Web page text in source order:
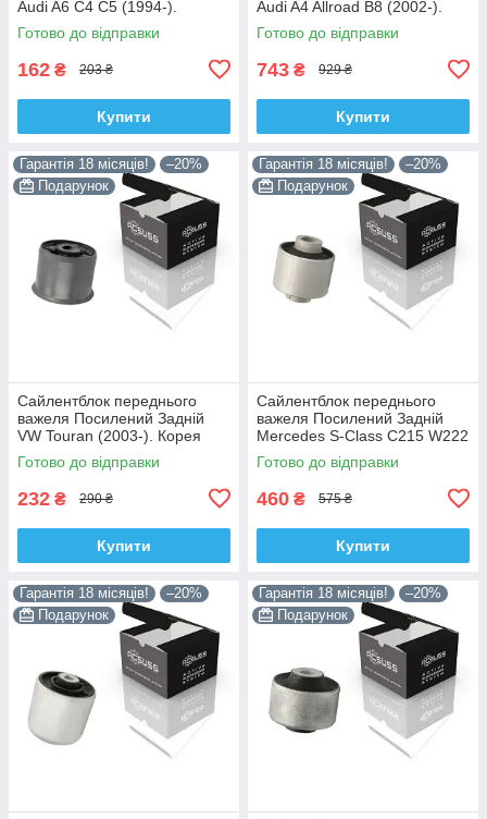
Audi A6 C4 C5 (1994-).
Верхній. Корея ACSUSS!
35379 , JBU138 , TD1062W
Готово до відправки
162 ₴ 203 ₴
Купити
Audi A4 Allroad B8 (2002-).
Нижній. Корея ACSUSS!
4H0407183 , TD1247W ,
Готово до відправки
743 ₴ 929 ₴
Купити
Гарантія 18 місяців!
–20%
Подарунок
Сайлентблок переднього
важеля Посилений Задній
VW Touran (2003-). Корея
ACSUSS! 34559 , JBU602 ,
VKDS331037
Готово до відправки
232 ₴ 290 ₴
Купити
Гарантія 18 місяців!
–20%
Подарунок
Сайлентблок переднього
важеля Посилений Задній
Mercedes S-Class C215 W222
W220 V220 (1998-). Корея
ACSUSS! 28744 , TD4208W ,
Готово до відправки
460 ₴ 575 ₴
Купити
Гарантія 18 місяців!
–20%
Подарунок
Гарантія 18 місяців!
–20%
Подарунок